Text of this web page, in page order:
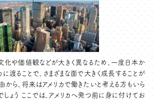
化や価値観などが大きく異なるため、一度日本か
に渡ることで、さまざまな面で大きく成長することが
由から、将来はアメリカで働きたいと考える方もいら
しょう ここでは、アメリカへ発つ前に身に付けてお